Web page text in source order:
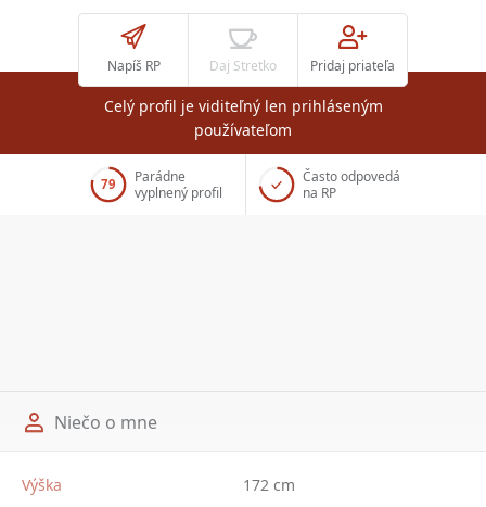
Napíš RP Daj Stretko Pridaj priateľa
Celý profil je viditeľný len prihláseným
používateľom
79
Parádne
vyplnený profil
Často odpovedá
na RP
Niečo o mne
Výška 172 cm